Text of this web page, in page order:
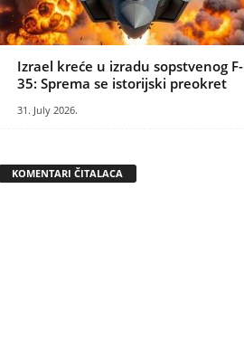
Izrael kreće u izradu sopstvenog F-
35: Sprema se istorijski preokret
31. July 2026.
KOMENTARI ČITALACA